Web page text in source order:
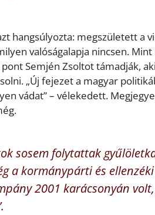
hangsúlyozta: megszületett a
valóságalapja nincsen.
Semjén Zsoltot támadják,
„Új fejezet a magyar
vádat” – vélekedett.
sosem folytattak
a kormánypárti és
2001 karácsonyán